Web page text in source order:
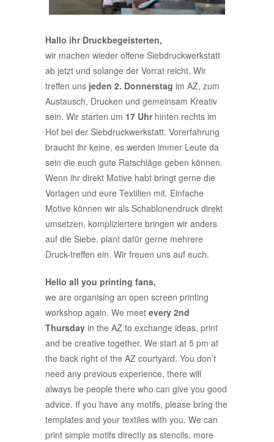
Hallo ihr Druckbegeisterten,
wir machen wieder offene Siebdruckwerkstatt
ab jetzt und solange der Vorrat reicht. Wir
treffen uns jeden 2. Donnerstag im AZ, zum
Austausch, Drucken und gemeinsam Kreativ
sein. Wir starten um 17 Uhrhinten rechts im
Hof bei der Siebdruckwerkstatt. Vorerfahrung
braucht ihr keine, es werden immer Leute da
sein die euch gute Ratschläge geben können.
Wenn ihr direkt Motive habt bringt gerne die
Vorlagen und eure Textilien mit. Einfache
Motive können wir als Schablonendruck direkt
umsetzen, kompliziertere bringen wir anders
auf die Siebe, plant dafür gerne mehrere
Druck-treffen ein. Wir freuen uns auf euch.
Hello all you printing fans,
we are organising an open screen printing
workshop again. We meet every 2nd
Thursday in the AZ to exchange ideas, print
and be creative together. We start at 5 pm at
the back right of the AZ courtyard. You don’t
need any previous experience, there will
always be people there who can give you good
advice. If you have any motifs, please bring the
templates and your textiles with you. We can
print simple motifs directly as stencils, more